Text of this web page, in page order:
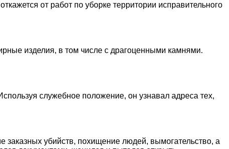
от работ по уборке территории исправительного
изделия, в том числе с драгоценными камнями.
служебное положение, он узнавал адреса тех,
убийств, похищение людей, вымогательство, а